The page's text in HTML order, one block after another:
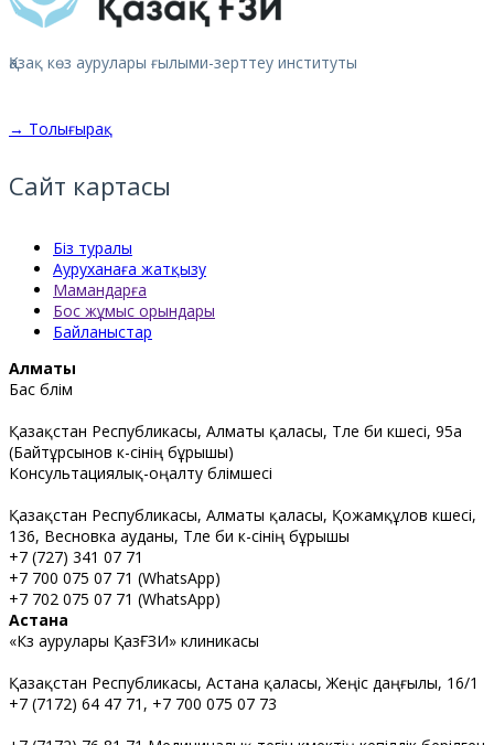
Қазақ көз аурулары ғылыми-зерттеу институты
→ Толығырақ
Сайт картасы
Біз туралы
Ауруханаға жатқызу
Мамандарға
Бос жұмыс орындары
Байланыстар
Алматы
Бас бөлім
Қазақстан Республикасы, Алматы қаласы, Төле би көшесі, 95а
(Байтұрсынов к-сінің бұрышы)
Консультациялық-оңалту бөлімшесі
Қазақстан Республикасы, Алматы қаласы, Қожамқұлов көшесі,
136, Весновка ауданы, Төле би к-сінің бұрышы
+7 (727) 341 07 71
+7 700 075 07 71 (WhatsApp)
+7 702 075 07 71 (WhatsApp)
Астана
«Көз аурулары ҚазҒЗИ» клиникасы
Қазақстан Республикасы, Астана қаласы, Жеңіс даңғылы, 16/1
+7 (7172) 64 47 71, +7 700 075 07 73